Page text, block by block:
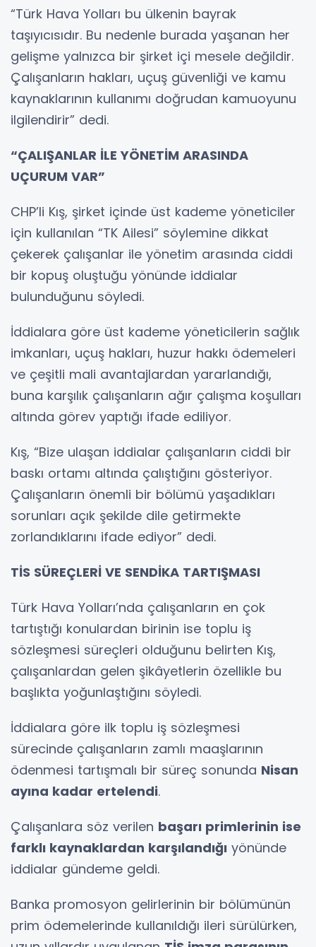
“Türk Hava Yolları bu ülkenin bayrak
taşıyıcısıdır. Bu nedenle burada yaşanan her
gelişme yalnızca bir şirket içi mesele değildir.
Çalışanların hakları, uçuş güvenliği ve kamu
kaynaklarının kullanımı doğrudan kamuoyunu
ilgilendirir” dedi.
“ÇALIŞANLAR İLE YÖNETİM ARASINDA
UÇURUM VAR”
CHP’li Kış, şirket içinde üst kademe yöneticiler
için kullanılan “TK Ailesi” söylemine dikkat
çekerek çalışanlar ile yönetim arasında ciddi
bir kopuş oluştuğu yönünde iddialar
bulunduğunu söyledi.
İddialara göre üst kademe yöneticilerin sağlık
imkanları, uçuş hakları, huzur hakkı ödemeleri
ve çeşitli mali avantajlardan yararlandığı,
buna karşılık çalışanların ağır çalışma koşulları
altında görev yaptığı ifade ediliyor.
Kış, “Bize ulaşan iddialar çalışanların ciddi bir
baskı ortamı altında çalıştığını gösteriyor.
Çalışanların önemli bir bölümü yaşadıkları
sorunları açık şekilde dile getirmekte
zorlandıklarını ifade ediyor” dedi.
TİS SÜREÇLERİ VE SENDİKA TARTIŞMASI
Türk Hava Yolları’nda çalışanların en çok
tartıştığı konulardan birinin ise toplu iş
sözleşmesi süreçleri olduğunu belirten Kış,
çalışanlardan gelen şikâyetlerin özellikle bu
başlıkta yoğunlaştığını söyledi.
İddialara göre ilk toplu iş sözleşmesi
sürecinde çalışanların zamlı maaşlarının
ödenmesi tartışmalı bir süreç sonunda Nisan
ayına kadar ertelendi.
Çalışanlara söz verilen başarı primlerinin ise
farklı kaynaklardan karşılandığı yönünde
iddialar gündeme geldi.
Banka promosyon gelirlerinin bir bölümünün
prim ödemelerinde kullanıldığı ileri sürülürken,